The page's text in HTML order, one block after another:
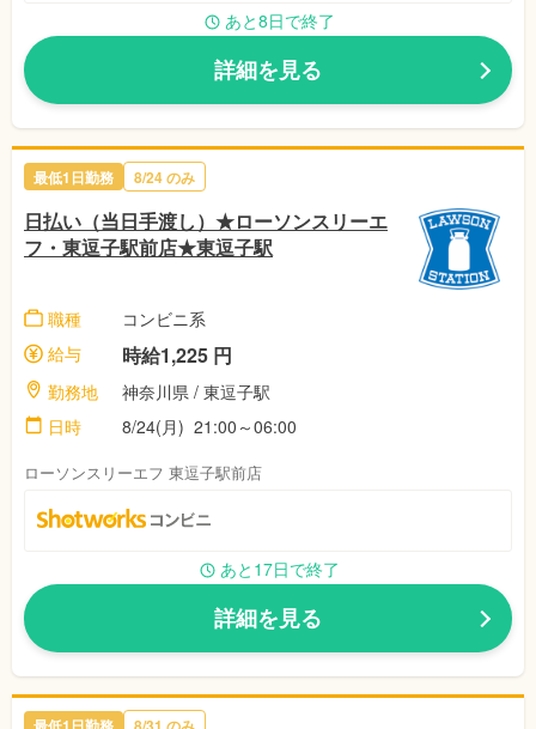
あと8日で終了
詳細を見る
最低1日勤務 8/24 のみ
日払い（当日手渡し）★ローソンスリーエ
フ・東逗子駅前店★東逗子駅
職種
コンビニ系
給与
時給1,225 円
勤務地
神奈川県 / 東逗子駅
日時
8/24(月) 21:00～06:00
ローソンスリーエフ 東逗子駅前店
あと17日で終了
詳細を見る